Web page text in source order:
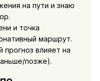
на пути и знаю
и точка
маршрут.
прогноз влияет на
позже).